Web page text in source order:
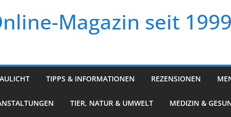
Magazin seit 1999
TIPPS & INFORMATIONEN REZENSIONEN
TIER, NATUR & UMWELT MEDIZIN &